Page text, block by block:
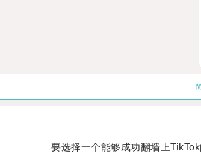
要选择一个能够成功翻墙上TikTok